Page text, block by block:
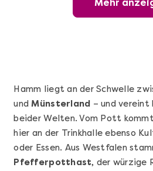
Wunderschöner
Mehr
Hamm liegt an der Schwelle
undMünsterland – und vereint
beider Welten. Vom Pott
hier an der Trinkhalle ebenso
oder Essen. Aus Westfalen
Pfefferpotthast, der würzige